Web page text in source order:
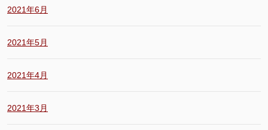
2021年6月
2021年5月
2021年4月
2021年3月